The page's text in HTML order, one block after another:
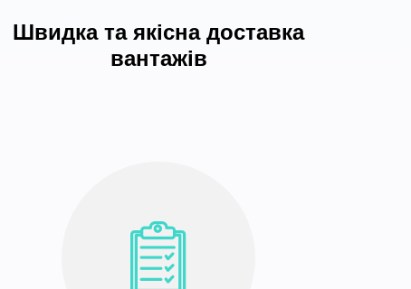
Швидка та якісна доставка
вантажів